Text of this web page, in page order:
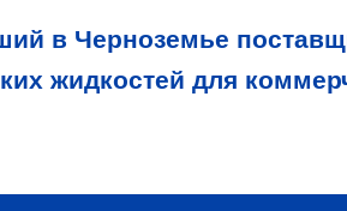
в Черноземье
жидкостей для